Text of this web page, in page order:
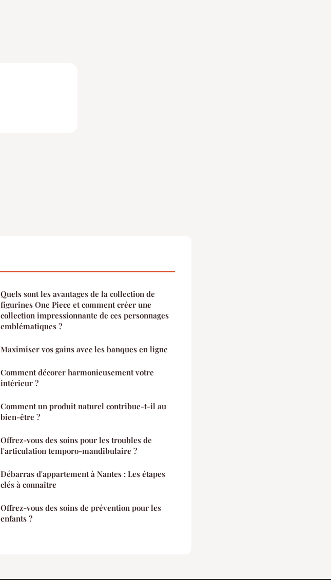
Quels sont les avantages de la collection de
figurines One Piece et comment créer une
collection impressionnante de ces personnages
emblématiques ?
Maximiser vos gains avec les banques en ligne
Comment décorer harmonieusement votre
intérieur ?
Comment un produit naturel contribue-t-il au
bien-être ?
Offrez-vous des soins pour les troubles de
l'articulation temporo-mandibulaire ?
Débarras d'appartement à Nantes : Les étapes
clés à connaître
Offrez-vous des soins de prévention pour les
enfants ?